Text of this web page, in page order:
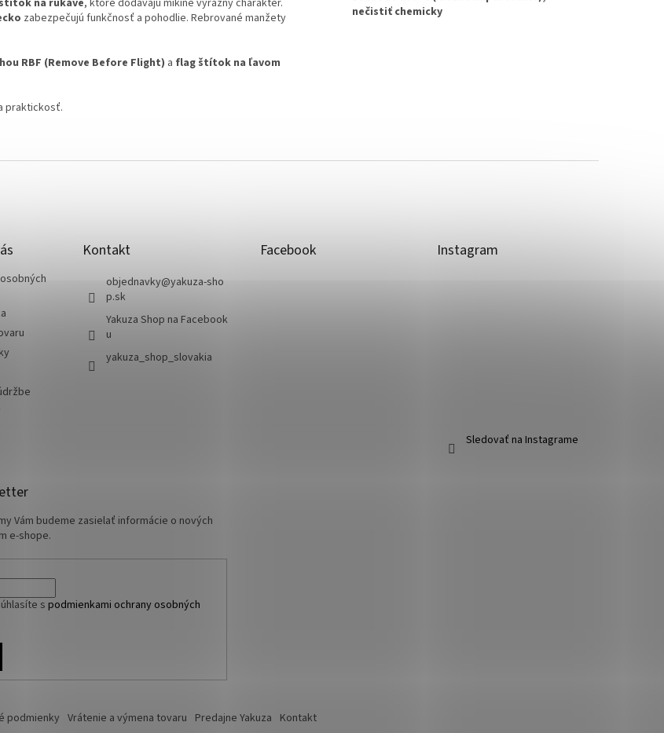
na rukáve, ktoré dodávajú mikine výrazný charakter.
zabezpečujú funkčnosť a pohodlie. Rebrované manžety
RBF (Remove Before Flight) a flag štítok na ľavom
praktickosť.
nečistiť chemicky
Kontakt
objednavky@yakuza-sho
p.sk
Yakuza Shop na Facebook
u
yakuza_shop_slovakia
Facebook Instagram
Sledovať na Instagrame
Vám budeme zasielať informácie o nových
e-shope.
spodmienkami ochrany osobných
podmienky Vrátenie a výmena tovaru Predajne Yakuza Kontakt